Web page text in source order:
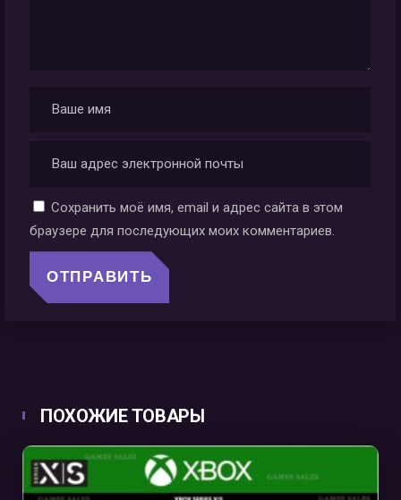
Сохранить моё имя, email и адрес сайта в этом
браузере для последующих моих комментариев.
ПОХОЖИЕ ТОВАРЫ